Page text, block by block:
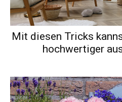
Mit diesen Tricks
hochwertiger